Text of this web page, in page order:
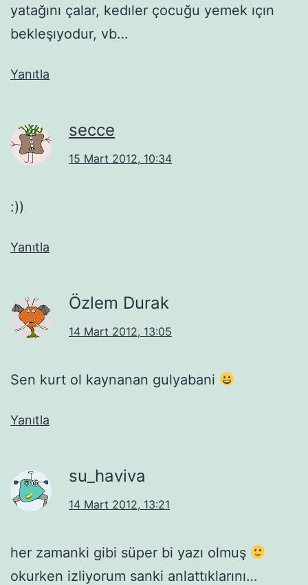
yatağını çalar, kedıler çocuğu yemek ıçın
bekleşıyodur, vb…
Yanıtla
secce
15 Mart 2012, 10:34
:))
Yanıtla
Özlem Durak
14 Mart 2012, 13:05
Sen kurt ol kaynanan gulyabani
Yanıtla
su_haviva
14 Mart 2012, 13:21
her zamanki gibi süper bi yazı olmuş
okurken izliyorum sanki anlattıklarını…